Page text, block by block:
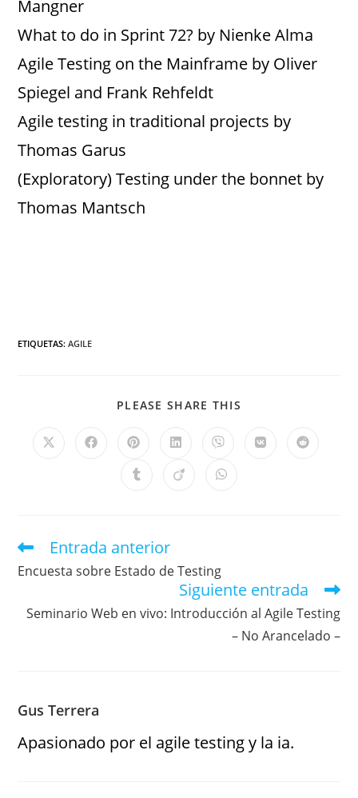
Mangner
What to do in Sprint 72? by Nienke Alma
Agile Testing on the Mainframe by Oliver
Spiegel and Frank Rehfeldt
Agile testing in traditional projects by
Thomas Garus
(Exploratory) Testing under the bonnet by
Thomas Mantsch
ETIQUETAS:AGILE
PLEASE SHARE THIS
Entrada anterior
Encuesta sobre Estado de Testing
Siguiente entrada
Seminario Web en vivo: Introducción al Agile Testing
– No Arancelado –
Gus Terrera
Apasionado por el agile testing y la ia.